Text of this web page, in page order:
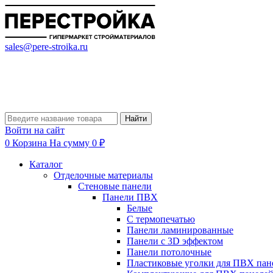
sales@pere-stroika.ru
Найти
Войти на сайт
0 Корзина На сумму 0 ₽
Каталог
Отделочные материалы
Стеновые панели
Панели ПВХ
Белые
С термопечатью
Панели ламинированные
Панели с 3D эффектом
Панели потолочные
Пластиковые уголки для ПВХ